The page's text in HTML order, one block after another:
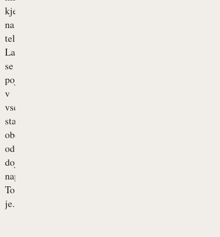
kjerkoli
na
telesu.
Lahko
se
pojavi
v
vseh
starostnih
obdobjih,
od
dojenčka
naprej.
To
je...